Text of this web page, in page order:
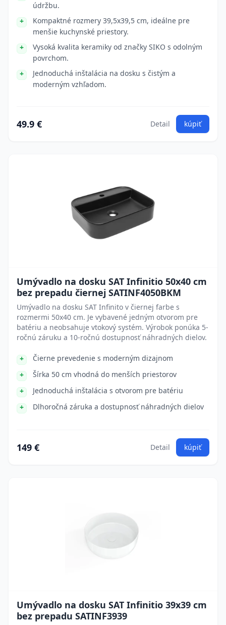
údržbu.
Kompaktné rozmery 39,5x39,5 cm, ideálne pre
menšie kuchynské priestory.
Vysoká kvalita keramiky od značky SIKO s odolným
povrchom.
Jednoduchá inštalácia na dosku s čistým a
moderným vzhľadom.
49.9 € Detail kúpiť
Umývadlo na dosku SAT Infinitio 50x40 cm
bez prepadu čiernej SATINF4050BKM
Umývadlo na dosku SAT Infinito v čiernej farbe s
rozmermi 50x40 cm. Je vybavené jedným otvorom pre
batériu a neobsahuje vtokový systém. Výrobok ponúka 5-
ročnú záruku a 10-ročnú dostupnosť náhradných dielov.
Čierne prevedenie s moderným dizajnom
Šírka 50 cm vhodná do menších priestorov
Jednoduchá inštalácia s otvorom pre batériu
Dlhoročná záruka a dostupnosť náhradných dielov
149 € Detail kúpiť
Umývadlo na dosku SAT Infinitio 39x39 cm
bez prepadu SATINF3939